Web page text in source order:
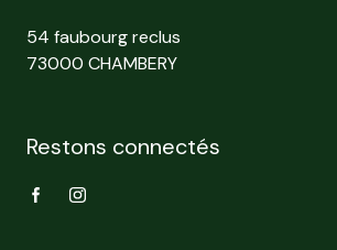
54 faubourg reclus
73000 CHAMBERY
Restons connectés